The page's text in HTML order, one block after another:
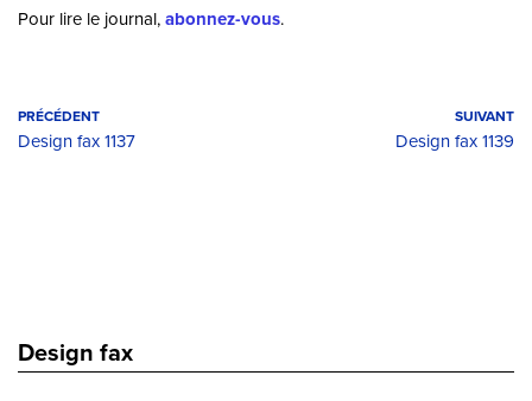
Pour lire le journal,abonnez-vous.
PRÉCÉDENT
Design fax 1137
SUIVANT
Design fax 1139
Design fax